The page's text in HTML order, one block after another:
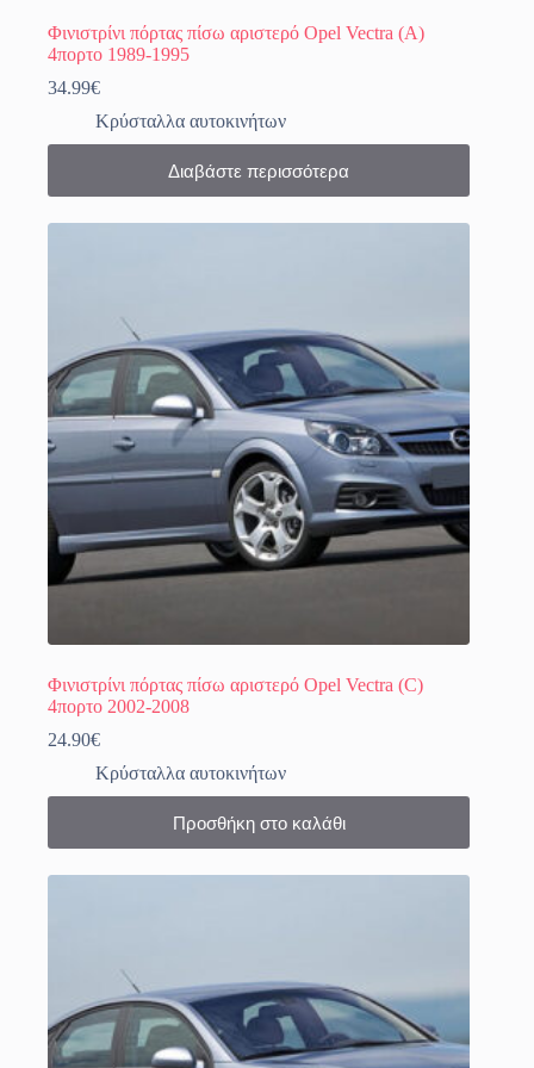
Φινιστρίνι πόρτας πίσω αριστερό Opel Vectra (A)
4πορτο 1989-1995
34.99€
Κρύσταλλα αυτοκινήτων
Διαβάστε περισσότερα
Φινιστρίνι πόρτας πίσω αριστερό Opel Vectra (C)
4πορτο 2002-2008
24.90€
Κρύσταλλα αυτοκινήτων
Προσθήκη στο καλάθι